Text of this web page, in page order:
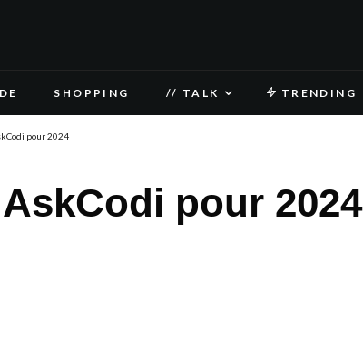
SHOPPING // TALK TRENDING
pour 2024
pour 2024